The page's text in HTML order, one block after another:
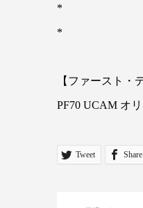
*
*
【ファースト・
PF70 UCAM オ
Tweet Share